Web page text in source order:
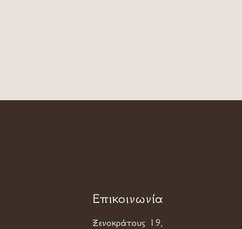
Επικοινωνία
Ξενοκράτους 19,